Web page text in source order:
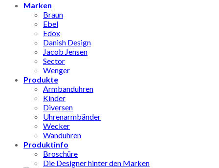
Marken
Braun
Ebel
Edox
Danish Design
Jacob Jensen
Sector
Wenger
Produkte
Armbanduhren
Kinder
Diversen
Uhrenarmbänder
Wecker
Wanduhren
Produktinfo
Broschüre
Die Designer hinter den Marken